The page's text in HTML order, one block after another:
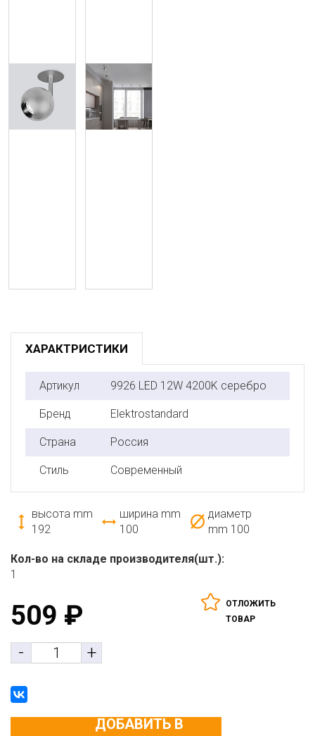
ХАРАКТРИСТИКИ
Артикул 9926 LED 12W 4200K серебро
Бренд Elektrostandard
Страна Россия
Стиль Современный
высота mm
192
ширина mm
100
диаметр
mm 100
Кол-во на складе производителя(шт.):
1
509 ₽
- +
ОТЛОЖИТЬ
ТОВАР
ДОБАВИТЬ В